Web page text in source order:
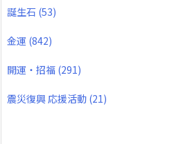
誕生石 (53)
金運 (842)
開運・招福 (291)
震災復興 応援活動 (21)